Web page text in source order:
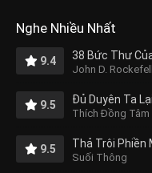
Nghe Nhiều Nhất
9.4 38 Bức Thư
John D.
9.5 Đủ Duyên Ta
Thích Đồng Tâm
9.5 Thả Trôi Phiền
Suối Thông